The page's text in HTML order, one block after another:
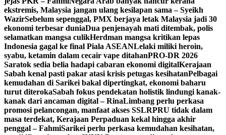
ekstremis, Malaysia jangan ulang kesilapan sama – Syeikh
WazirSebelum sepenggal, PMX berjaya letak Malaysia jadi 30
ekonomi terbesar duniaDua penjenayah mati ditembak, polis
selamatkan mangsa culikHerdman mangsa kritikan lepas
Indonesia gagal ke final Piala ASEANLelaki miliki heroin,
syabu, ketamin dalam cecair vape ditahanPRO-DR 2026
Saratok sedia belia hadapi cabaran ekonomi digitalKerajaan
Sabah kenal pasti pakar atasi krisis petugas kesihatanPelbagai
kemudahan di Sarikei bakal dipertingkat, ekonomi baharu
turut diterokaSabah fokus pendekatan holistik lindungi kanak-
kanak dari ancaman digital – RinaLimbang perlu perkasa
promosi pelancongan, manfaat akses SSLRPRU tidak dalam
masa terdekat, Kerajaan Perpaduan kekal hingga akhir
penggal – FahmiSarikei perlu perkasa kemudahan kesihatan,